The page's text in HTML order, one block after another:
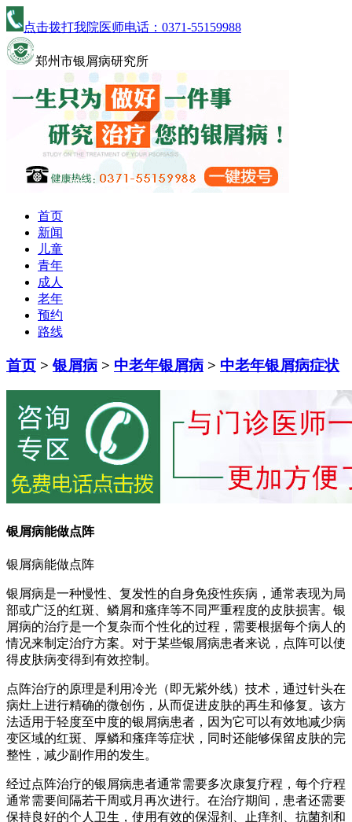
点击拨打我院医师电话： 0371-55159988
郑州市银屑病研究所
首页
新闻
儿童
青年
成人
老年
预约
路线
首页 >银屑病 > 中老年银屑病 > 中老年银屑病症状
银屑病能做点阵
银屑病能做点阵
银屑病是一种慢性、复发性的自身免疫性疾病，通常表现为局
部或广泛的红斑、鳞屑和瘙痒等不同严重程度的皮肤损害。银
屑病的治疗是一个复杂而个性化的过程，需要根据每个病人的
情况来制定治疗方案。对于某些银屑病患者来说，点阵可以使
得皮肤病变得到有效控制。
点阵治疗的原理是利用冷光（即无紫外线）技术，通过针头在
病灶上进行精确的微创伤，从而促进皮肤的再生和修复。该方
法适用于轻度至中度的银屑病患者，因为它可以有效地减少病
变区域的红斑、厚鳞和瘙痒等症状，同时还能够保留皮肤的完
整性，减少副作用的发生。
经过点阵治疗的银屑病患者通常需要多次康复疗程，每个疗程
通常需要间隔若干周或月再次进行。在治疗期间，患者还需要
保持良好的个人卫生，使用有效的保湿剂、止痒剂、抗菌剂和